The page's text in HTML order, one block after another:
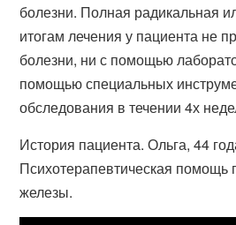
болезни. Полная радикальная
итогам лечения у пациента не
болезни, ни с помощью
помощью специальных
обследования в течении 4х
История пациента. Ольга, 44
Психотерапевтическая помощь
железы.